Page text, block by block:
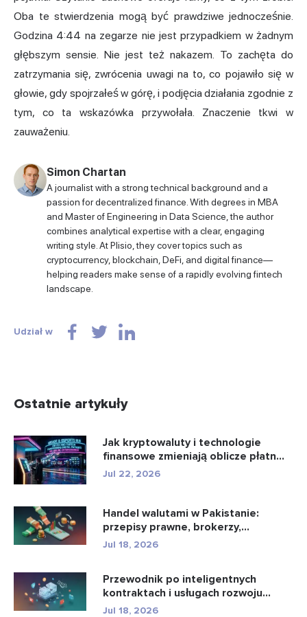
Oba te stwierdzenia mogą być prawdziwe jednocześnie.
Godzina 4:44 na zegarze nie jest przypadkiem w żadnym
głębszym sensie. Nie jest też nakazem. To zachęta do
zatrzymania się, zwrócenia uwagi na to, co pojawiło się w
głowie, gdy spojrzałeś w górę, i podjęcia działania zgodnie z
tym, co ta wskazówka przywołała. Znaczenie tkwi w
zauważeniu.
Simon Chartan
A journalist with a strong technical background and a
passion for decentralized finance. With degrees in MBA
and Master of Engineering in Data Science, the author
combines analytical expertise with a clear, engaging
writing style. At Plisio, they cover topics such as
cryptocurrency, blockchain, DeFi, and digital finance—
helping readers make sense of a rapidly evolving fintech
landscape.
Udział w
Ostatnie artykuły
Jak kryptowaluty i technologie
finansowe zmieniają oblicze płatn...
Jul 22, 2026
Handel walutami w Pakistanie:
przepisy prawne, brokerzy,
aplikacje...
Jul 18, 2026
Przewodnik po inteligentnych
kontraktach i usługach rozwoju
intel...
Jul 18, 2026